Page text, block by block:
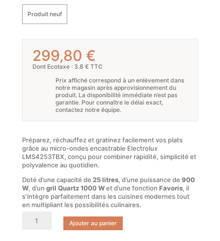
Produit neuf
299,80 €
Dont Ecotaxe : 3.8 € TTC
Prix affiché correspond à un enlèvement dans
notre magasin après approvisionnement du
produit. La disponibilité immédiate n’est pas
garantie. Pour connaître le délai exact,
contactez notre équipe.
Préparez, réchauffez et gratinez facilement vos plats
grâce au micro-ondes encastrable Electrolux
LMS4253TBX, conçu pour combiner rapidité, simplicité et
polyvalence au quotidien.
Doté d’une capacité de 25 litres, d’une puissance de 900
W, d’un gril Quartz 1000 Wet d’une fonction Favoris, il
s’intègre parfaitement dans les cuisines modernes tout
en multipliant les possibilités culinaires.
Ajouter au panier